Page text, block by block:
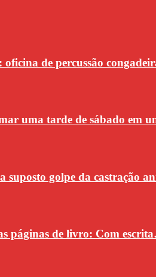
de percussão
uma tarde de sábado em
suposto golpe da castração
páginas de livro: Com